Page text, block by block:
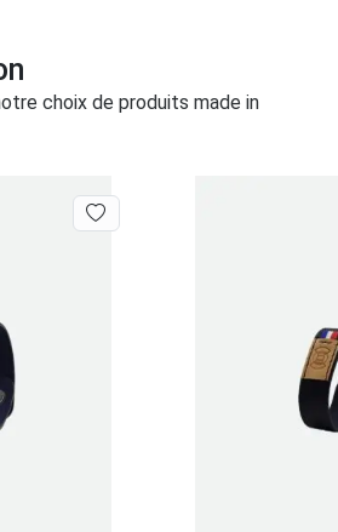
choix de produits made in